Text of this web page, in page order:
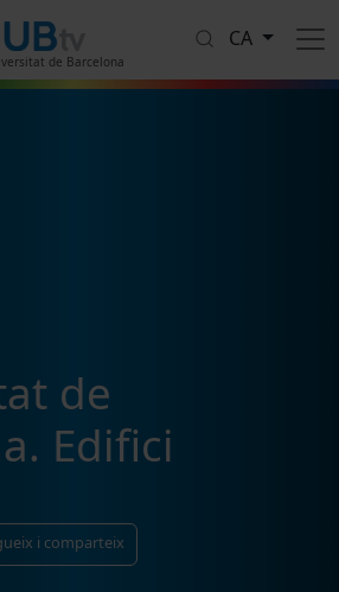
de Barcelona
CA
de
Edifici
i comparteix